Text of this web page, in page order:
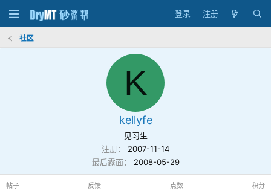
登录 注册
社区
K
kellyfe
见习生
注册
2007-11-14
最后露面
2008-05-29
帖子 反馈 点数 积分